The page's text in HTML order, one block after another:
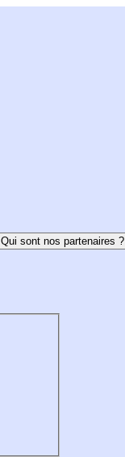
Qui sont nos partenaires ?